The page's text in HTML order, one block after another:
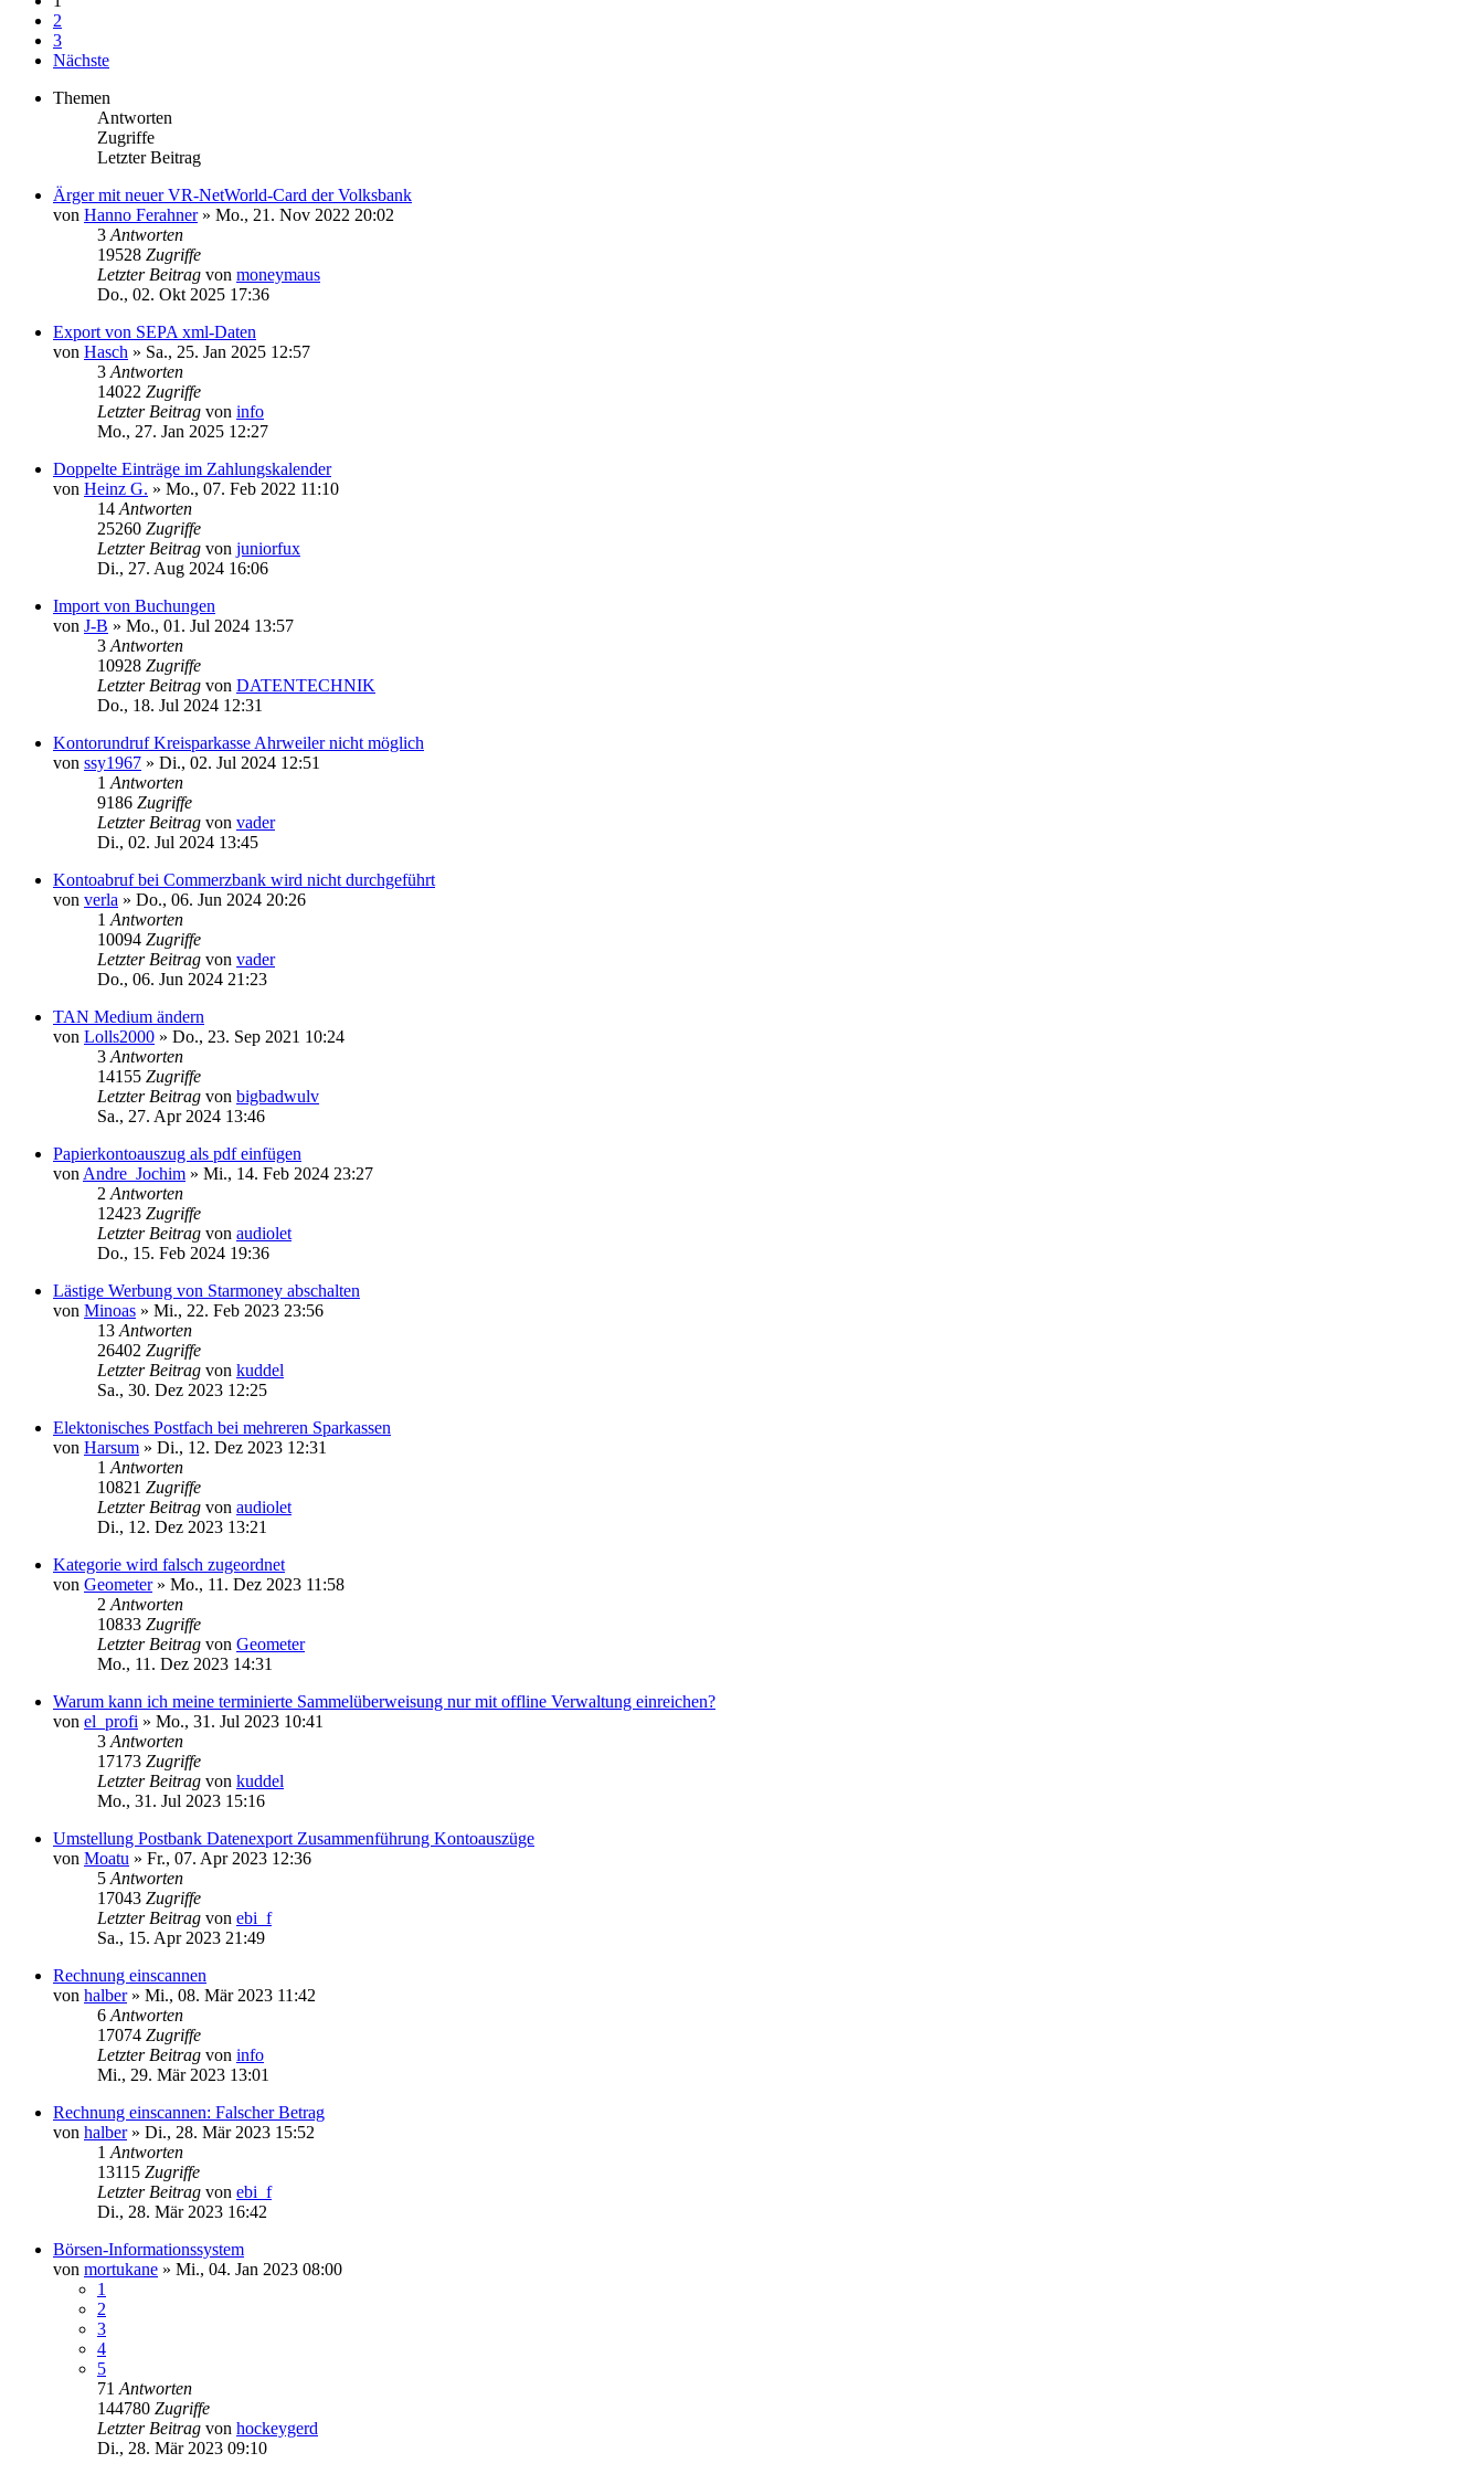
2
3
Nächste
Themen
Antworten
Zugriffe
Letzter Beitrag
Ärger mit neuer VR-NetWorld-Card der Volksbank
von Hanno Ferahner» Mo., 21. Nov 2022 20:02
3 Antworten
19528 Zugriffe
Letzter Beitrag von moneymaus
Do., 02. Okt 2025 17:36
Export von SEPA xml-Daten
von Hasch » Sa., 25. Jan 2025 12:57
3 Antworten
14022 Zugriffe
Letzter Beitrag von info
Mo., 27. Jan 2025 12:27
Doppelte Einträge im Zahlungskalender
von Heinz G. » Mo., 07. Feb 2022 11:10
14 Antworten
25260 Zugriffe
Letzter Beitrag von juniorfux
Di., 27. Aug 2024 16:06
Import von Buchungen
von J-B » Mo., 01. Jul 2024 13:57
3 Antworten
10928 Zugriffe
Letzter Beitrag von DATENTECHNIK
Do., 18. Jul 2024 12:31
Kontorundruf Kreisparkasse Ahrweiler nicht möglich
von ssy1967 » Di., 02. Jul 2024 12:51
1 Antworten
9186 Zugriffe
Letzter Beitrag von vader
Di., 02. Jul 2024 13:45
Kontoabruf bei Commerzbank wird nicht durchgeführt
von verla » Do., 06. Jun 2024 20:26
1 Antworten
10094 Zugriffe
Letzter Beitrag von vader
Do., 06. Jun 2024 21:23
TAN Medium ändern
von Lolls2000 » Do., 23. Sep 2021 10:24
3 Antworten
14155 Zugriffe
Letzter Beitrag von bigbadwulv
Sa., 27. Apr 2024 13:46
Papierkontoauszug als pdf einfügen
von Andre_Jochim » Mi., 14. Feb 2024 23:27
2 Antworten
12423 Zugriffe
Letzter Beitrag von audiolet
Do., 15. Feb 2024 19:36
Lästige Werbung von Starmoney abschalten
von Minoas » Mi., 22. Feb 2023 23:56
13 Antworten
26402 Zugriffe
Letzter Beitrag von kuddel
Sa., 30. Dez 2023 12:25
Elektonisches Postfach bei mehreren Sparkassen
von Harsum » Di., 12. Dez 2023 12:31
1 Antworten
10821 Zugriffe
Letzter Beitrag von audiolet
Di., 12. Dez 2023 13:21
Kategorie wird falsch zugeordnet
von Geometer» Mo., 11. Dez 2023 11:58
2 Antworten
10833 Zugriffe
Letzter Beitrag von Geometer
Mo., 11. Dez 2023 14:31
Warum kann ich meine terminierte Sammelüberweisung nur mit offline Verwaltung einreichen?
von el_profi » Mo., 31. Jul 2023 10:41
3 Antworten
17173 Zugriffe
Letzter Beitrag von kuddel
Mo., 31. Jul 2023 15:16
Umstellung Postbank Datenexport Zusammenführung Kontoauszüge
von Moatu » Fr., 07. Apr 2023 12:36
5 Antworten
17043 Zugriffe
Letzter Beitrag von ebi_f
Sa., 15. Apr 2023 21:49
Rechnung einscannen
von halber» Mi., 08. Mär 2023 11:42
6 Antworten
17074 Zugriffe
Letzter Beitrag von info
Mi., 29. Mär 2023 13:01
Rechnung einscannen: Falscher Betrag
von halber» Di., 28. Mär 2023 15:52
1 Antworten
13115 Zugriffe
Letzter Beitrag von ebi_f
Di., 28. Mär 2023 16:42
Börsen-Informationssystem
von mortukane » Mi., 04. Jan 2023 08:00
1
2
3
4
5
71 Antworten
144780 Zugriffe
Letzter Beitrag von hockeygerd
Di., 28. Mär 2023 09:10